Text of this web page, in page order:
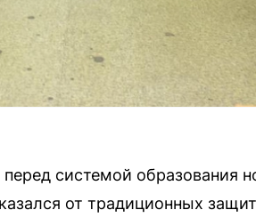
перед системой образования
от традиционных